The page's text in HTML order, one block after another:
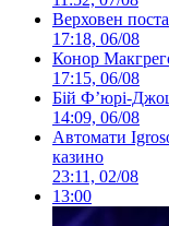
Верховен
17:18, 06/08
Конор
17:15, 06/08
Бій Ф’юрі-
14:09, 06/08
Автомати
казино
23:11, 02/08
13:00